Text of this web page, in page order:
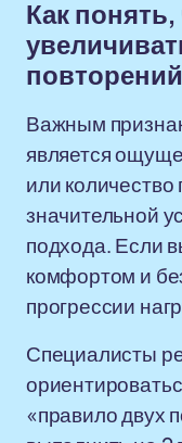
Как
Важным
является
или
значительной
подхода. Если
комфортом и
прогрессии
Специалисты
«правило двух